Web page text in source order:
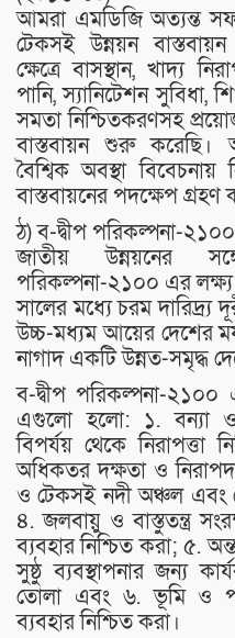
আমরা এমডিজি অত্যন্ত
টেকসই উন্নয়ন
ক্ষেত্রে বাসস্থান, খাদ্য
পানি, স্যানিটেশন সুবিধা,
সমতা নিশ্চিতকরণসহ
বাস্তবায়ন শুরু করেছি।
বৈশ্বিক অবস্থা
বাস্তবায়নের পদক্ষেপ গ্রহণ
ঠ) ব-দ্বীপ পরিকল্পনা-২১০০
জাতীয় উন্নয়নের
পরিকল্পনা-২১০০ এর লক্ষ্য
সালের মধ্যে চরম
উচ্চ-মধ্যম আয়ের দেশের
নাগাদ একটি উন্নত-সমৃদ্ধ
ব-দ্বীপ পরিকল্পনা-২১০০
এগুলো হলো: ১. বন্যা ও
বিপর্যয় থেকে নিরাপত্তা
অধিকতর দক্ষতা ও নিরাপদ
ও টেকসই নদী অঞ্চল এবং
৪. জলবায়ু ও বাস্তুতন্ত্র
ব্যবহার নিশ্চিত করা; ৫.
সুষ্ঠু ব্যবস্থাপনার জন্য
তোলা এবং ৬. ভূমি ও
ব্যবহার নিশ্চিত করা।